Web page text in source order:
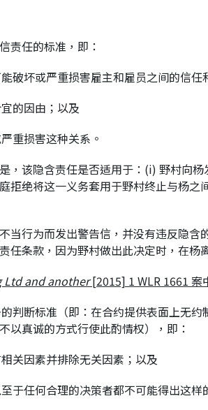
责任的标准，即：
破坏或严重损害雇主和雇员之间的信
的因由；以及
重损害这种关系。
，该隐含责任是否适用于：(i) 野村向
拒绝将这一义务套用于野村终止与杨
当行为而发出警告信，并没有违反隐
任条款，因为野村做出此决定时，在
Ltd and another[2015] 1 WLR 1661 案
判断标准（即：在合约提供表面上无
以真诚的方式行使此酌情权），即：
关因素并排除无关因素；以及
于任何合理的决策者都不可能得出这样